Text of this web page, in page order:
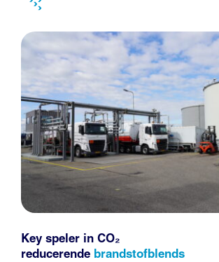
Key speler in CO₂
reducerende brandstofblends